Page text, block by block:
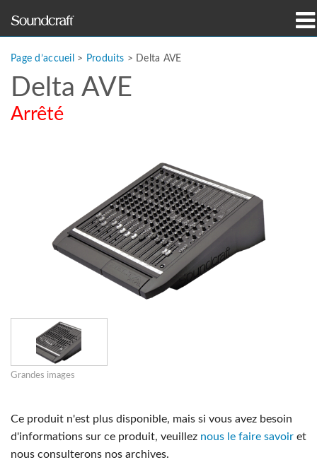
Études de cas et actualités
Où acheter
Notre histoire
Page d’accueil > Produits > Delta AVE
Delta AVE
Arrêté
Grandes images
Ce produit n'est plus disponible, mais si vous avez besoin
d'informations sur ce produit, veuillez nous le faire savoir et
nous consulterons nos archives.